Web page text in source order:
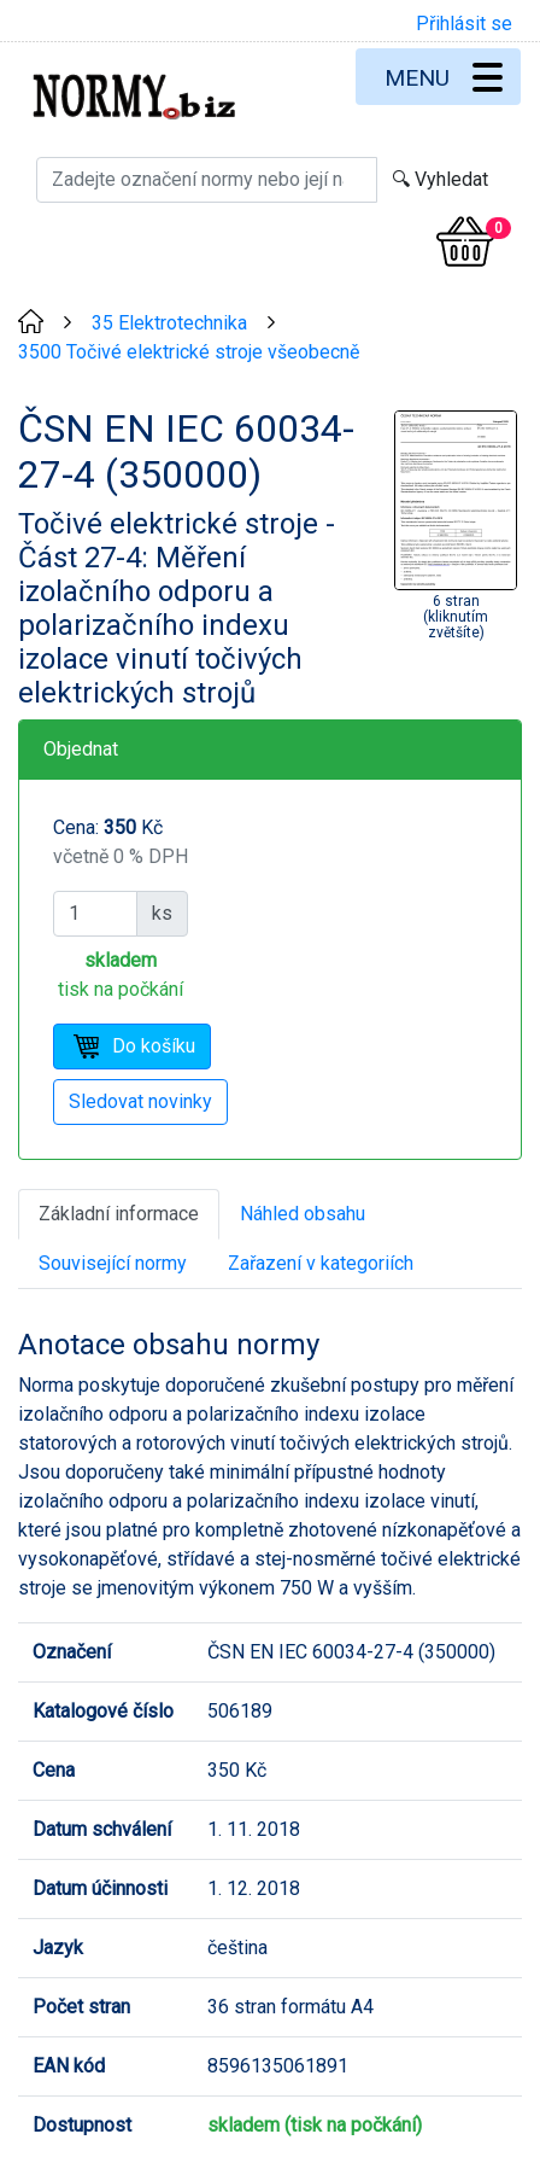
Přihlásit se
0
MENU
35 Elektrotechnika
3500 Točivé elektrické stroje všeobecně
ČSN EN IEC 60034-
27-4 (350000)
Točivé elektrické stroje -
Část 27-4: Měření
izolačního odporu a
polarizačního indexu
izolace vinutí točivých
elektrických strojů
6 stran
(kliknutím
zvětšíte)
Objednat
Cena: 350 Kč
včetně 0 % DPH
ks
skladem
tisk na počkání
Základní informace Náhled obsahu
Související normy Zařazení v kategoriích
Anotace obsahu normy
Norma poskytuje doporučené zkušební postupy pro měření
izolačního odporu a polarizačního indexu izolace
statorových a rotorových vinutí točivých elektrických strojů.
Jsou doporučeny také minimální přípustné hodnoty
izolačního odporu a polarizačního indexu izolace vinutí,
které jsou platné pro kompletně zhotovené nízkonapěťové a
vysokonapěťové, střídavé a stej-nosměrné točivé elektrické
stroje se jmenovitým výkonem 750 W a vyšším.
Označení ČSN EN IEC 60034-27-4 (350000)
Katalogové číslo 506189
Cena 350 Kč
Datum schválení 1. 11. 2018
Datum účinnosti 1. 12. 2018
Jazyk čeština
Počet stran 36 stran formátu A4
EAN kód 8596135061891
Dostupnost skladem (tisk na počkání)